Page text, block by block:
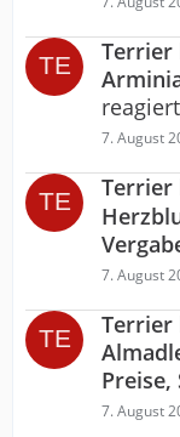
Terrier
7. August
Terrier
7. August
Terrier
Preise,
7. August